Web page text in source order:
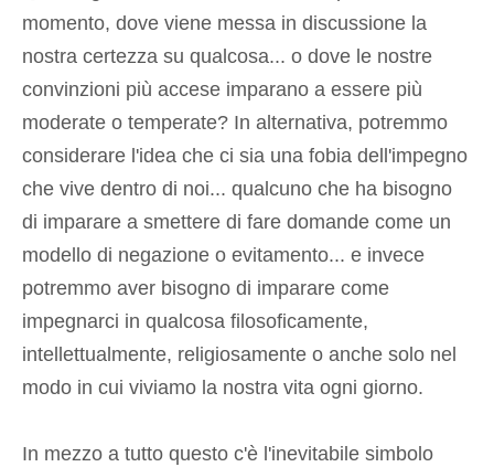
momento, dove viene messa in discussione la
nostra certezza su qualcosa... o dove le nostre
convinzioni più accese imparano a essere più
moderate o temperate? In alternativa, potremmo
considerare l'idea che ci sia una fobia dell'impegno
che vive dentro di noi... qualcuno che ha bisogno
di imparare a smettere di fare domande come un
modello di negazione o evitamento... e invece
potremmo aver bisogno di imparare come
impegnarci in qualcosa filosoficamente,
intellettualmente, religiosamente o anche solo nel
modo in cui viviamo la nostra vita ogni giorno.
In mezzo a tutto questo c'è l'inevitabile simbolo